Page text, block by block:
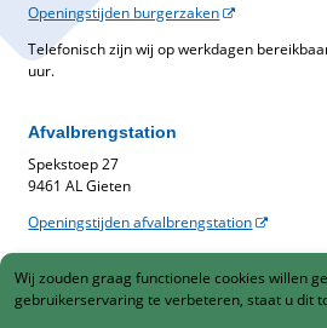
Wij zouden graag functionele cookies willen
gebruikerservaring te verbeteren, staat u dit
Openingstijden burgerzaken
Telefonisch zijn wij op werkdagen
uur.
Afvalbrengstation
Spekstoep 27
9461 AL Gieten
Openingstijden afvalbrengstation
Gemeentelijke belastingen